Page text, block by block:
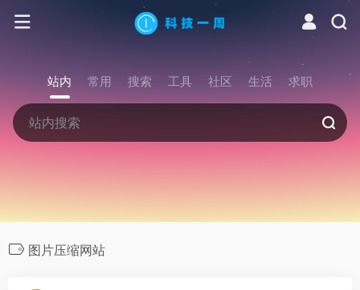
站内 常用 搜索 工具 社区 生活 求职
图片压缩网站